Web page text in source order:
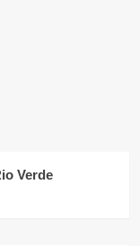
Verde